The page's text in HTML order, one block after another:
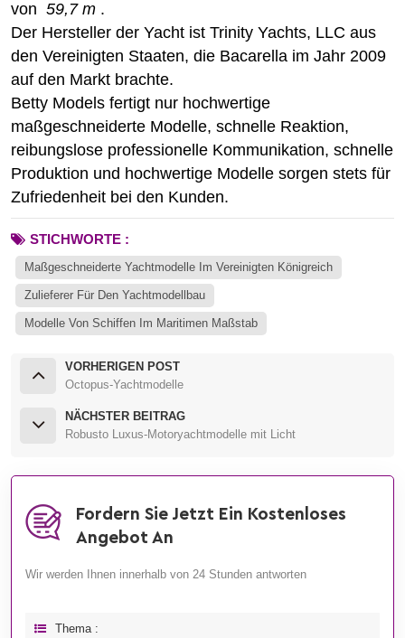
von 59,7 m .
Der Hersteller der Yacht ist Trinity Yachts, LLC aus
den Vereinigten Staaten, die Bacarella im Jahr 2009
auf den Markt brachte.
Betty Models fertigt nur hochwertige
maßgeschneiderte Modelle, schnelle Reaktion,
reibungslose professionelle Kommunikation, schnelle
Produktion und hochwertige Modelle sorgen stets für
Zufriedenheit bei den Kunden.
STICHWORTE :
Maßgeschneiderte Yachtmodelle Im Vereinigten Königreich
Zulieferer Für Den Yachtmodellbau
Modelle Von Schiffen Im Maritimen Maßstab
VORHERIGEN POST
Octopus-Yachtmodelle
NÄCHSTER BEITRAG
Robusto Luxus-Motoryachtmodelle mit Licht
Fordern Sie Jetzt Ein Kostenloses
Angebot An
Wir werden Ihnen innerhalb von 24 Stunden antworten
Thema :